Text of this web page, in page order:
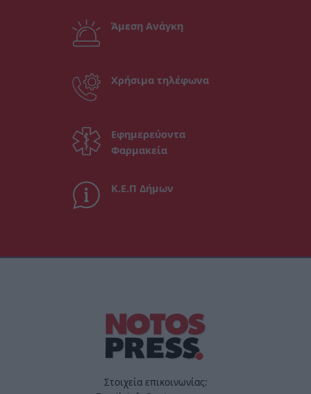
Άμεση Ανάγκη
Χρήσιμα τηλέφωνα
Εφημερεύοντα
Φαρμακεία
Κ.Ε.Π Δήμων
Στοιχεία επικοινωνίας: